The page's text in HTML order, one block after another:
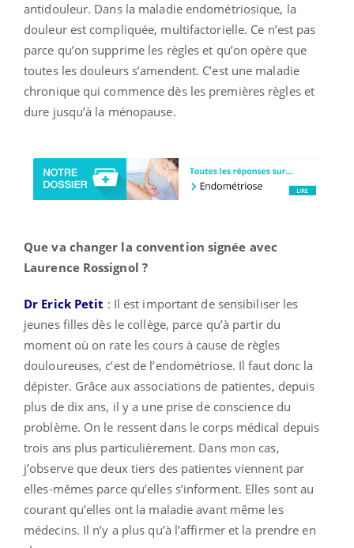
antidouleur. Dans la maladie endométriosique, la
douleur est compliquée, multifactorielle. Ce n’est pas
parce qu’on supprime les règles et qu’on opère que
toutes les douleurs s’amendent. C’est une maladie
chronique qui commence dès les premières règles et
dure jusqu’à la ménopause.
Que va changer la convention signée avec
Laurence Rossignol ?
Dr Erick Petit : Il est important de sensibiliser les
jeunes filles dès le collège, parce qu’à partir du
moment où on rate les cours à cause de règles
douloureuses, c’est de l’endométriose. Il faut donc la
dépister. Grâce aux associations de patientes, depuis
plus de dix ans, il y a une prise de conscience du
problème. On le ressent dans le corps médical depuis
trois ans plus particulièrement. Dans mon cas,
j’observe que deux tiers des patientes viennent par
elles-mêmes parce qu’elles s’informent. Elles sont au
courant qu’elles ont la maladie avant même les
médecins. Il n’y a plus qu’à l’affirmer et la prendre en